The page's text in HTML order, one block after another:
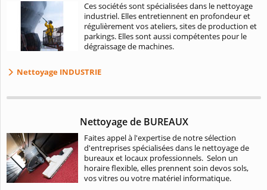
Ces sociétés sont spécialisées dans le nettoyage
industriel. Elles entretiennent en profondeur et
régulièrement vos ateliers, sites de production et
parkings. Elles sont aussi compétentes pour le
dégraissage de machines.
Nettoyage INDUSTRIE
Nettoyage de BUREAUX
Faites appel à l'expertise de notre sélection
d'entreprises spécialisées dans le nettoyage de
bureaux et locaux professionnels. Selon un
horaire flexible, elles prennent soin devos sols,
vos vitres ou votre matériel informatique.